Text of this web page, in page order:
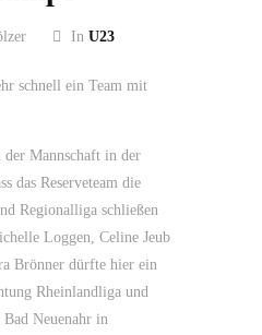
In U23
schnell ein Team mit
der Mannschaft in der
das Reserveteam die
Regionalliga schließen
Loggen, Celine Jeub
Brönner dürfte hier ein
Rheinlandliga und
Neuenahr in